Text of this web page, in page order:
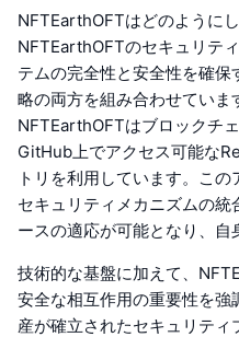
NFTEarthOFTはどのように
NFTEarthOFTのセキュリテ
テムの完全性と安全性を確
略の両方を組み合わせていま
NFTEarthOFTはブロックチ
GitHub上でアクセス可能な
トリを利用しています。こ
セキュリティメカニズムの
ースの適応が可能となり、自
技術的な基盤に加えて、
安全な相互作用の重要性を
産が確立されたセキュリテ